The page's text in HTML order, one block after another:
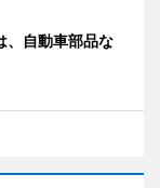
、自動車部品な